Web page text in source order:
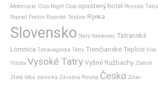
Motorcycle Club Night Club opustený hotel Penzión Tatra
Poprad Prešov Rajecké Teplice Rijeka
Slovensko Starý Smokovec Tatranská
Lomnica Tatravagonka Tatry Trenčianske Teplice Vila
Vlasta Vysoké Tatry Vyšné Ružbachy Zlatník
Zlatá Idka zornicka Závažná Poruba Česko Ždiar